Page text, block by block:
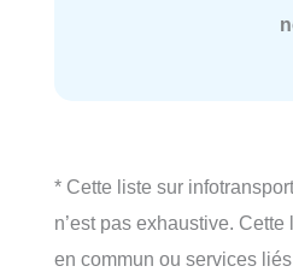
* Cette liste sur
n’est pas exhaustive.
en commun ou services